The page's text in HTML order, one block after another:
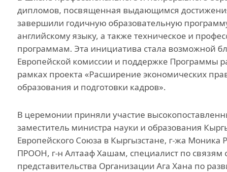
дипломов, посвященная выдающимся
завершили годичную образовательную
английскому языку, а также техническое и
программам. Эта инициатива стала возможной
Европейской комиссии и поддержке
рамках проекта «Расширение экономических
образования и подготовки кадров».
В церемонии приняли участие
заместитель министра науки и образования
Европейского Союза в Кыргызстане, г-жа Моника
ПРООН, г-н Алтааф Хашам, специалист по связям
представительства Организации Ага Хана по